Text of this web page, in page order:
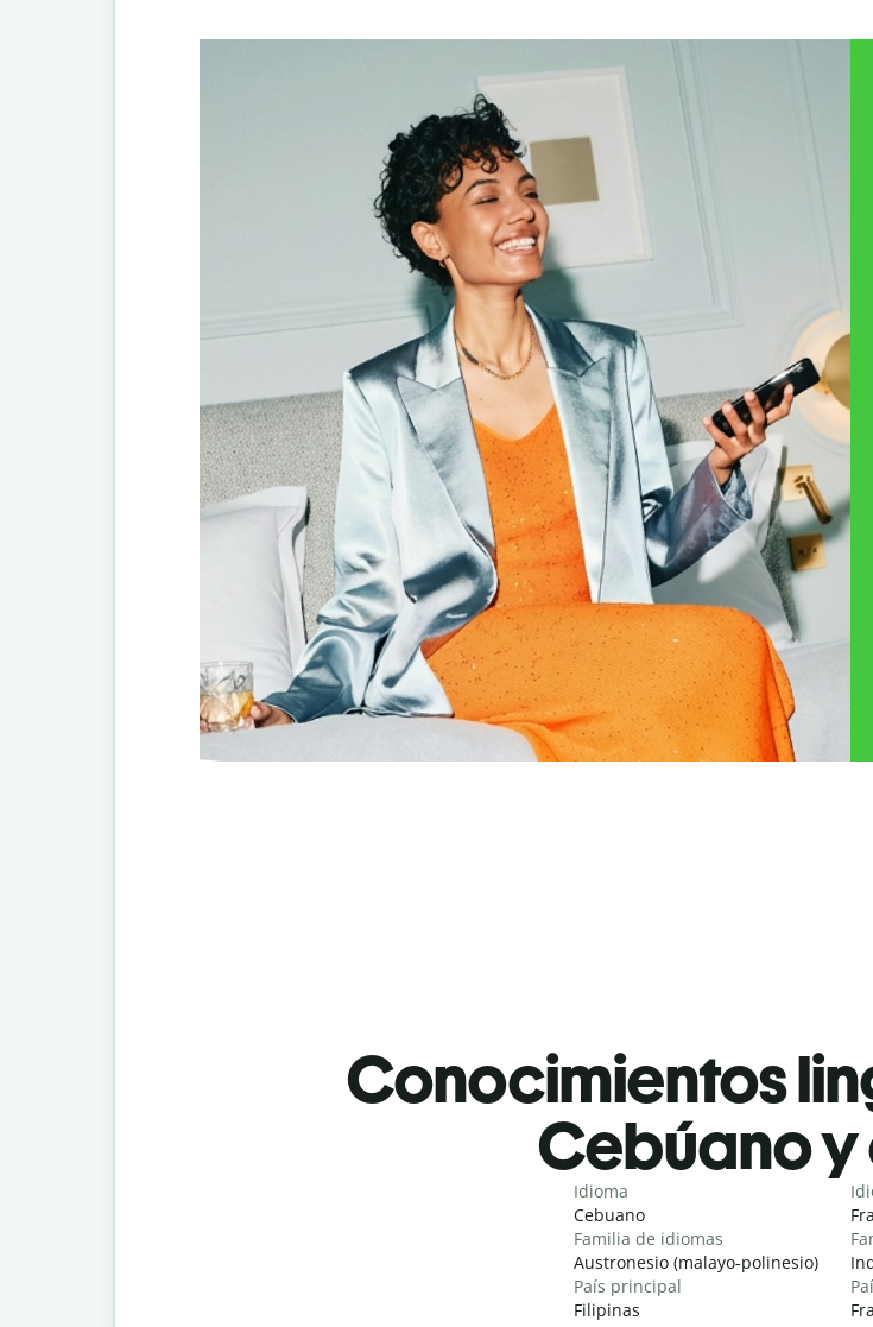
Conocimientos
Cebúano y
Idioma
Cebuano
Familia de idiomas
Austronesio (malayo-polinesio)
País principal
Filipinas